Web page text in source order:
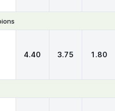
4.40 3.75 1.80